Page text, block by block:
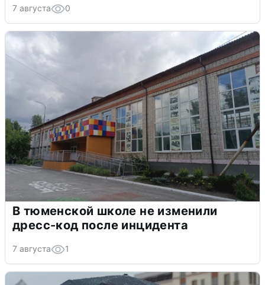
7 августа 0
В тюменской школе не изменили
дресс-код после инцидента
7 августа 1